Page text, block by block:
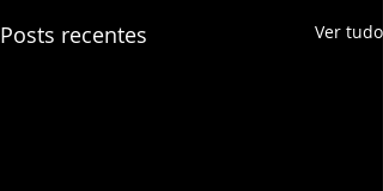
Posts recentes Ver tudo